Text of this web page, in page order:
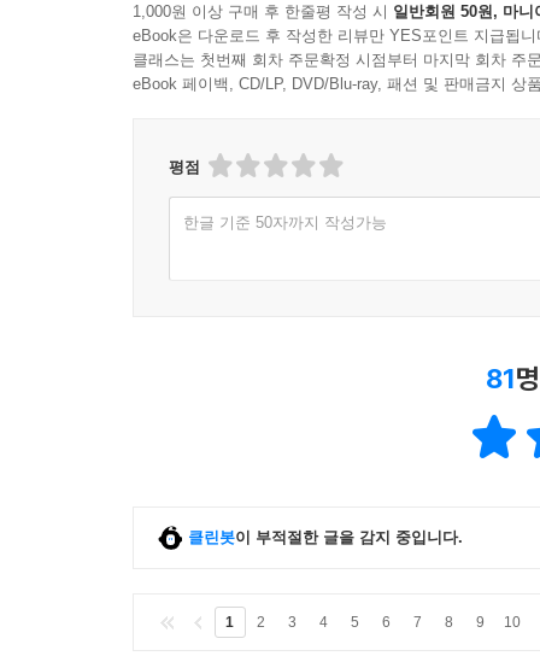
1,000원 이상 구매 후 한줄평 작성 시 일반회원 50원, 마니
eBook은 다운로드 후 작성한 리뷰만 YES포인트 지급됩니
클래스는 첫번째 회차 주문확정 시점부터 마지막 회차 주
eBook 페이백, CD/LP, DVD/Blu-ray, 패션 및 판매금지 상
평점
한글 기준 50자까지 작성가능
81
클린봇이 부적절한 글을 감지 중입니다.
1 2 3 4 5 6 7 8 9 10